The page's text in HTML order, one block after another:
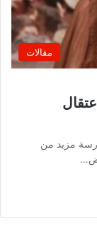
مقالات
مزيد من